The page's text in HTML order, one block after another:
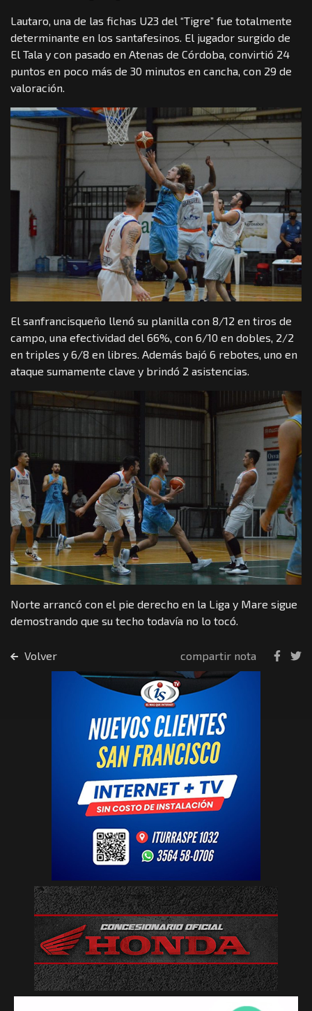
Lautaro, una de las fichas U23 del “Tigre” fue totalmente
determinante en los santafesinos. El jugador surgido de
El Tala y con pasado en Atenas de Córdoba, convirtió 24
puntos en poco más de 30 minutos en cancha, con 29 de
valoración.
El sanfrancisqueño llenó su planilla con 8/12 en tiros de
campo, una efectividad del 66%, con 6/10 en dobles, 2/2
en triples y 6/8 en libres. Además bajó 6 rebotes, uno en
ataque sumamente clave y brindó 2 asistencias.
Norte arrancó con el pie derecho en la Liga y Mare sigue
demostrando que su techo todavía no lo tocó.
Volver compartir nota